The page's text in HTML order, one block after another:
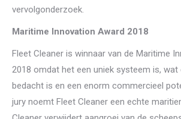
vervolgonderzoek.
Maritime Innovation Award 2018
Fleet Cleaner is winnaar van de Maritime
2018 omdat het een uniek systeem is,
bedacht is en een enorm commercieel
jury noemt Fleet Cleaner een echte